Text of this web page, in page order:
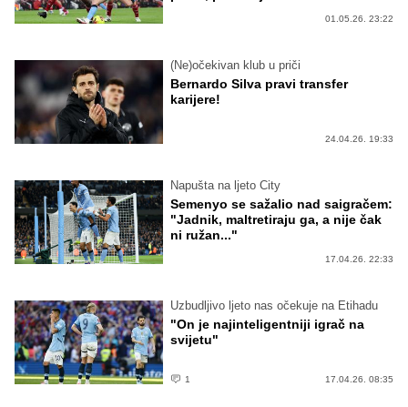
01.05.26. 23:22
(Ne)očekivan klub u priči
Bernardo Silva pravi transfer
karijere!
24.04.26. 19:33
Napušta na ljeto City
Semenyo se sažalio nad saigračem:
"Jadnik, maltretiraju ga, a nije čak
ni ružan..."
17.04.26. 22:33
Uzbudljivo ljeto nas očekuje na Etihadu
"On je najinteligentniji igrač na
svijetu"
1 17.04.26. 08:35